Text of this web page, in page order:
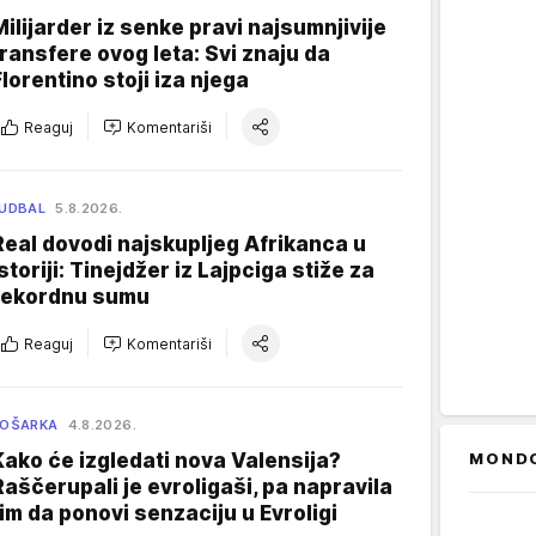
iz senke pravi najsumnjivije
ovog leta: Svi znaju da
stoji iza njega
Reaguj Komentariši
5.8.2026.
dovodi najskupljeg Afrikanca u
Tinejdžer iz Lajpciga stiže za
sumu
Reaguj Komentariši
4.8.2026.
će izgledati nova Valensija?
je evroligaši, pa napravila
da ponovi senzaciju u Evroligi